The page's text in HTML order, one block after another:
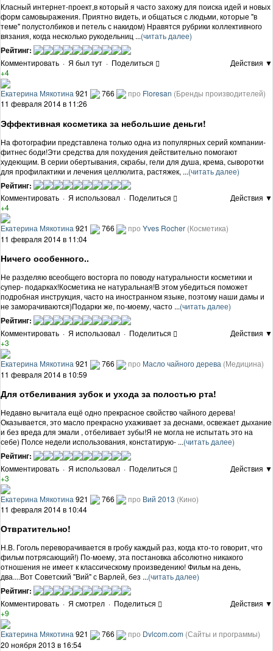
Класный интернет-проект,в который я часто захожу для поиска идей и новых
форм самовыражения. Приятно видеть, и общаться с людьми, которые "в
теме" полустолбиков и петель с накидом) Нравятся рубрики коллективного
вязания, когда несколько рукодельниц ...(читать далее)
Рейтинг:
Комментировать · Я был тут · Поделиться
Действия ▼
+4
Екатерина Мякотина 921 766 про Floresan (Бренды производителей)
11 февраля 2014 в 11:26
Эффективная косметика за небольшие деньги!
На фотографии представлена только одна из популярных серий компании-
фитнес боди!Эти средства для похудения действительно помогают
худеющим. В серии обертывания, скрабы, гели для душа, крема, сыворотки
для профилактики и лечения целлюлита, растяжек, ...(читать далее)
Рейтинг:
Комментировать · Я использовал · Поделиться
Действия ▼
+4
Екатерина Мякотина 921 766 про Yves Rocher (Косметика)
11 февраля 2014 в 11:04
Ничего особенного..
Не разделяю всеобщего восторга по поводу натуральности косметики и
супер- подарках!Косметика не натуральная!В этом убедиться поможет
подробная инструкция, часто на иностранном языке, поэтому наши дамы и
не заморачиваются)Подарки же, по-моему, часто ...(читать далее)
Рейтинг:
Комментировать · Я использовал · Поделиться
Действия ▼
+3
Екатерина Мякотина 921 766 про Масло чайного дерева (Медицина)
11 февраля 2014 в 10:59
Для отбеливания зубок и ухода за полостью рта!
Недавно вычитала ещё одно прекрасное свойство чайного дерева!
Оказывается, это масло прекрасно ухаживает за деснами, освежает дыхание
и без вреда для эмали , отбеливает зубы!Я не могла не испытать это на
себе) Полсе недели использования, констатирую- ...(читать далее)
Рейтинг:
Комментировать · Я использовал · Поделиться
Действия ▼
+3
Екатерина Мякотина 921 766 про Вий 2013 (Кино)
11 февраля 2014 в 10:44
Отвратительно!
Н.В. Гоголь переворачивается в гробу каждый раз, когда кто-то говорит, что
фильм потрясающий!) По-моему, эта постановка абсолютно никакого
отношения не имеет к классическому произведению! Фильм на день,
два....Вот Советский "Вий" с Варлей, без ...(читать далее)
Рейтинг:
Комментировать · Я смотрел · Поделиться
Действия ▼
+9
Екатерина Мякотина 921 766 про Dvlcom.com (Сайты и программы)
20 ноября 2013 в 16:54